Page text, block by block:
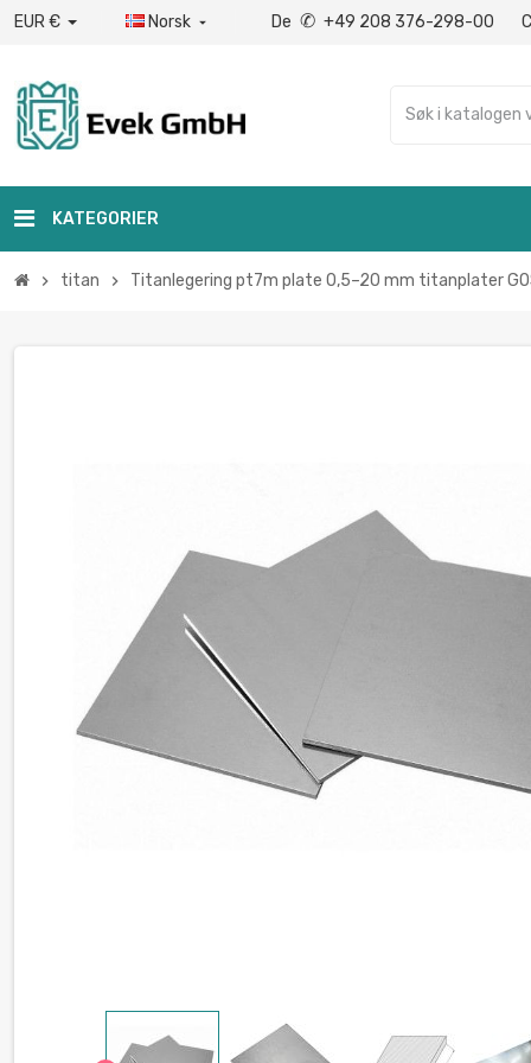
EUR € Norsk  De ✆ +49 208 376-298-00
KATEGORIER
chevron_right titan chevron_right Titanlegering pt7m plate 0,5–20 mm titanplater